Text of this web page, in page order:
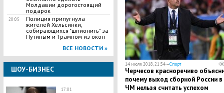
Молдавии дорогостоящий
подарок
20:05
Полиция припугнула
жителей Хельсинки,
собирающихся "шпионить" за
Путиным и Трампом из окон
ВСЕ НОВОСТИ »
ШОУ-БИЗНЕС
17:01
14 июля 2018, 21:34 —Спорт
Черчесов красноречиво
почему выход сборной России в
ЧМ нельзя считать успехом